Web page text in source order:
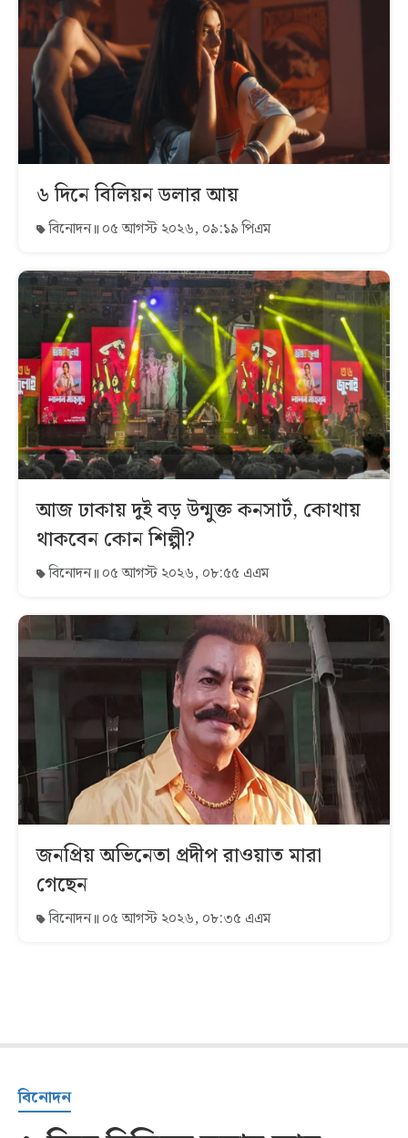
৬ দিনে বিলিয়ন ডলার আয়
বিনোদন ০৫ আগস্ট ২০২৬, ০৯:১৯ পিএম
আজ ঢাকায় দুই বড় উন্মুক্ত কনসার্ট, কোথায়
থাকবেন কোন শিল্পী?
বিনোদন ০৫ আগস্ট ২০২৬, ০৮:৫৫ এএম
জনপ্রিয় অভিনেতা প্রদীপ রাওয়াত মারা
গেছেন
বিনোদন ০৫ আগস্ট ২০২৬, ০৮:৩৫ এএম
বিনোদন